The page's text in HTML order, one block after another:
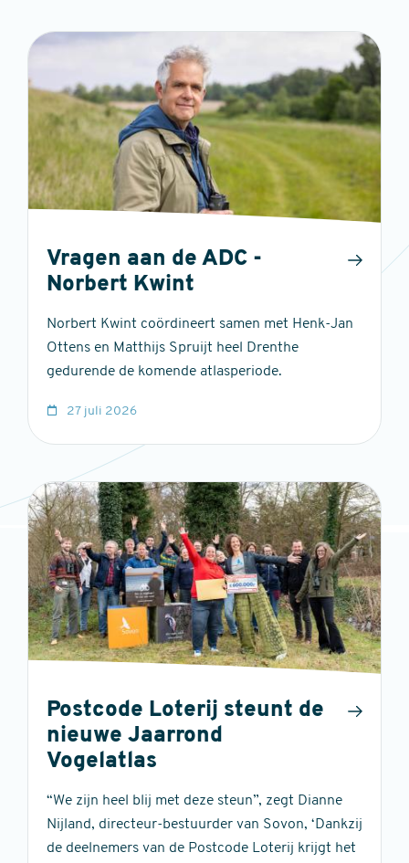
Vragen aan de ADC -
Norbert Kwint
Norbert Kwint coördineert samen met Henk-Jan
Ottens en Matthijs Spruijt heel Drenthe
gedurende de komende atlasperiode.
27 juli 2026
Postcode Loterij steunt de
nieuwe Jaarrond
Vogelatlas
“We zijn heel blij met deze steun”, zegt Dianne
Nijland, directeur-bestuurder van Sovon, ‘Dankzij
de deelnemers van de Postcode Loterij krijgt het